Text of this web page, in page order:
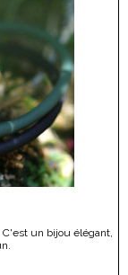
un bijou élégant,